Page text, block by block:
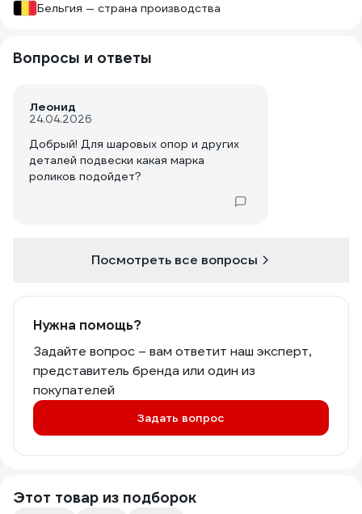
Бельгия — страна производства
Вопросы и ответы
Леонид
24.04.2026
Добрый! Для шаровых опор и других
деталей подвески какая марка
роликов подойдет?
Посмотреть все вопросы
Нужна помощь?
Задайте вопрос – вам ответит наш эксперт,
представитель бренда или один из
покупателей
Задать вопрос
Этот товар из подборок